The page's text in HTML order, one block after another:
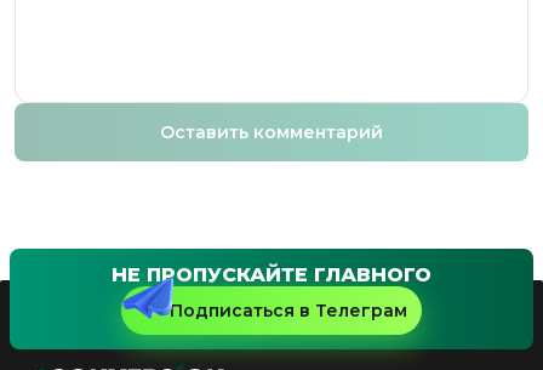
Оставить комментарий
НЕ ПРОПУСКАЙТЕ ГЛАВНОГО
Подписаться в Телеграм